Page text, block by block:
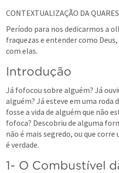
CONTEXTUALIZAÇÃO DA
Período para nos dedicarmos a
fraquezas e entender como
com elas.
Introdução
Já fofocou sobre alguém? Já
alguém? Já esteve em uma roda
fosse a vida de alguém que não
fofoca? Descobriu de alguma
não é mais segredo, ou que
é verdade.
1- O Combustível